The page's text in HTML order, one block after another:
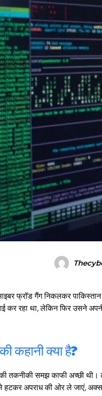
फ्रॉड गैंग निकलकर
कर रहा था, लेकिन फिर उसने
कहानी क्या है?
तकनीकी समझ काफी अच्छी
हटकर अपराध की ओर ले जाएं,